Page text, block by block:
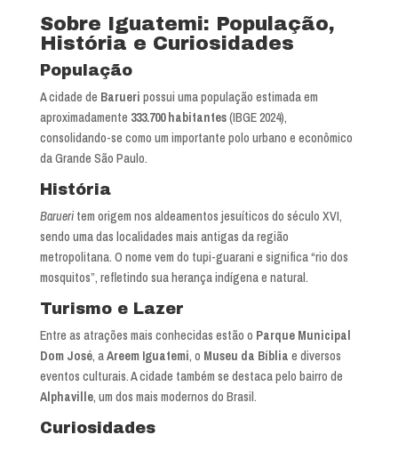
Sobre Iguatemi: População,
História e Curiosidades
População
A cidade de Barueri possui uma população estimada em
aproximadamente 333.700 habitantes(IBGE 2024),
consolidando-se como um importante polo urbano e econômico
da Grande São Paulo.
História
Barueritem origem nos aldeamentos jesuíticos do século XVI,
sendo uma das localidades mais antigas da região
metropolitana. O nome vem do tupi-guarani e significa “rio dos
mosquitos”, refletindo sua herança indígena e natural.
Turismo e Lazer
Entre as atrações mais conhecidas estão o Parque Municipal
Dom José, aAreem Iguatemi, o Museu da Bíblia e diversos
eventos culturais. A cidade também se destaca pelo bairro de
Alphaville, um dos mais modernos do Brasil.
Curiosidades